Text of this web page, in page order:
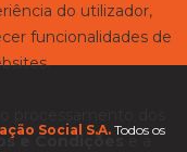
Social S.A. Todos os
do utilizador,
funcionalidades de
e Condiçõese a